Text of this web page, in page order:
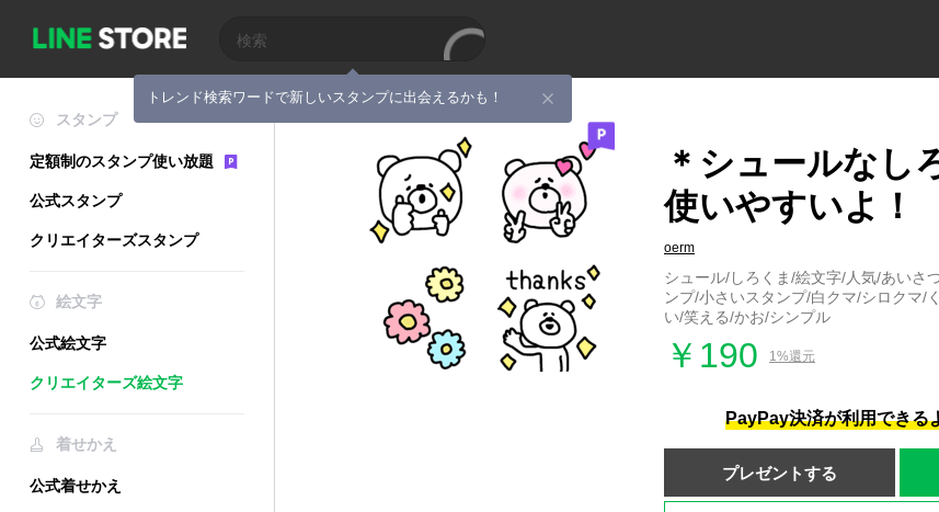
トレンド検索ワードで新しいスタンプに出会えるかも！
スタンプ
定額制のスタンプ使い放題
公式スタンプ
クリエイターズスタンプ
絵文字
公式絵文字
クリエイターズ絵文字
着せかえ
公式着せかえ
＊シュールなし
使いやすいよ！
oerm
シュール/しろくま/絵文字/人気/あいさ
ンプ/小さいスタンプ/白クマ/シロクマ/
い/笑える/かお/シンプル
￥190 1%還元
PayPay決済が利用できる
プレゼントする